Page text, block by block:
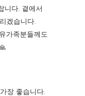
니다. 곁에서
겠습니다.
가족분들께도
장 좋습니다.